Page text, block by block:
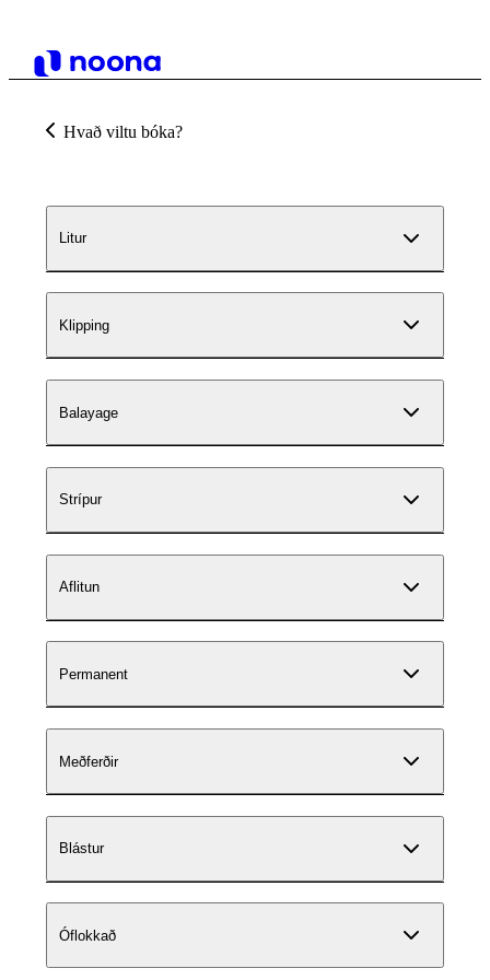
Hvað viltu bóka?
Litur
Klipping
Balayage
Strípur
Aflitun
Permanent
Meðferðir
Blástur
Óflokkað